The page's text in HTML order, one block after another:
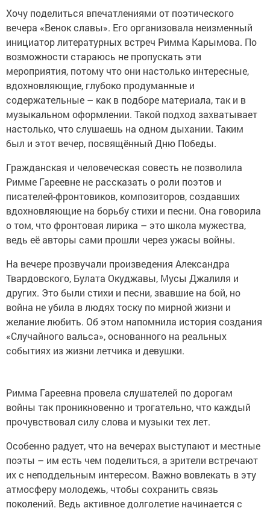
Хочу поделиться впечатлениями от поэтического
вечера «Венок славы». Его организовала неизменный
инициатор литературных встреч Римма Карымова. По
возможности стараюсь не пропускать эти
мероприятия, потому что они настолько интересные,
вдохновляющие, глубоко продуманные и
содержательные – как в подборе материала, так и в
музыкальном оформлении. Такой подход захватывает
настолько, что слушаешь на одном дыхании. Таким
был и этот вечер, посвящённый Дню Победы.
Гражданская и человеческая совесть не позволила
Римме Гареевне не рассказать о роли поэтов и
писателей-фронтовиков, композиторов, создавших
вдохновляющие на борьбу стихи и песни. Она говорила
о том, что фронтовая лирика – это школа мужества,
ведь её авторы сами прошли через ужасы войны.
На вечере прозвучали произведения Александра
Твардовского, Булата Окуджавы, Мусы Джалиля и
других. Это были стихи и песни, звавшие на бой, но
война не убила в людях тоску по мирной жизни и
желание любить. Об этом напомнила история создания
«Случайного вальса», основанного на реальных
событиях из жизни летчика и девушки.
Римма Гареевна провела слушателей по дорогам
войны так проникновенно и трогательно, что каждый
прочувствовал силу слова и музыки тех лет.
Особенно радует, что на вечерах выступают и местные
поэты – им есть чем поделиться, а зрители встречают
их с неподдельным интересом. Важно вовлекать в эту
атмосферу молодежь, чтобы сохранить связь
поколений. Ведь активное долголетие начинается с